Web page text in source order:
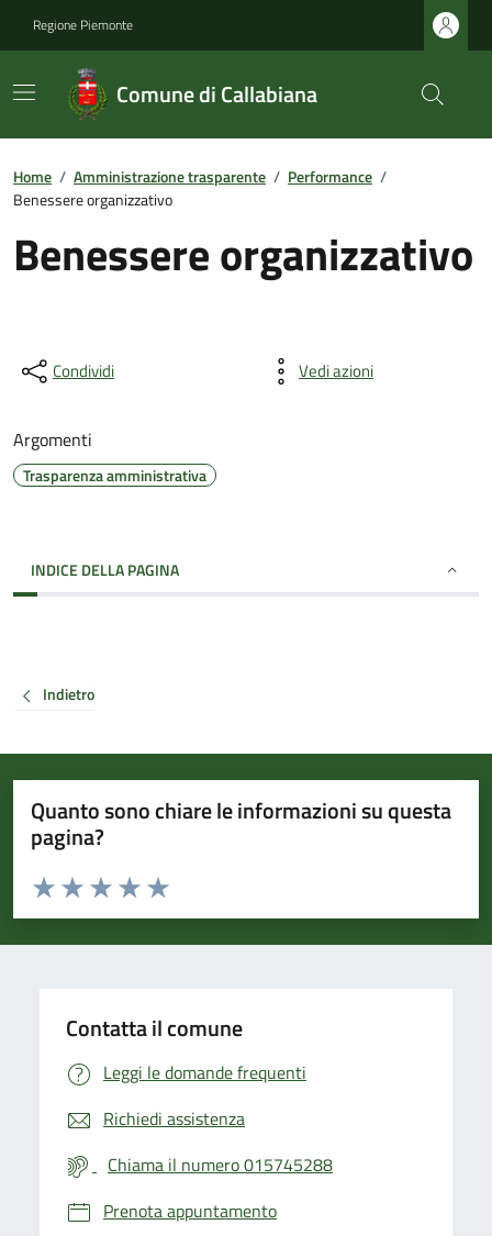
Regione Piemonte
Comune di Callabiana
Home / Amministrazione trasparente / Performance /
Benessere organizzativo
Benessere organizzativo
Condividi Vedi azioni
Argomenti
Trasparenza amministrativa
INDICE DELLA PAGINA
Indietro
Quanto sono chiare le informazioni su questa
pagina?
Valuta da 1 a 5 stelle la pagina
Valuta 5 stelle su 5
Valuta 4 stelle su 5
Valuta 3 stelle su 5
Valuta 2 stelle su 5
Valuta 1 stelle su 5
Contatta il comune
Leggi le domande frequenti
Richiedi assistenza
Chiama il numero 015745288
Prenota appuntamento